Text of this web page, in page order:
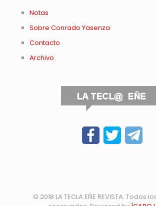
Notas
Sobre Conrado Yasenza
Contacto
Archivo
© 2018 LA TECLA EÑE REVISTA. Todos